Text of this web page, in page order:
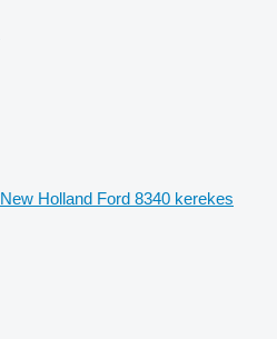
New Holland Ford 8340 kerekes